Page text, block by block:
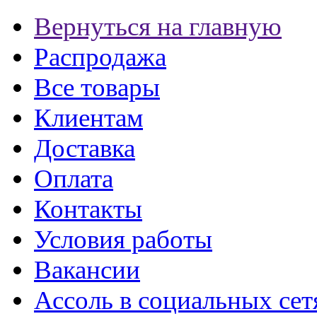
Вернуться на главную
Распродажа
Все товары
Клиентам
Доставка
Оплата
Контакты
Условия работы
Вакансии
Ассоль в социальных